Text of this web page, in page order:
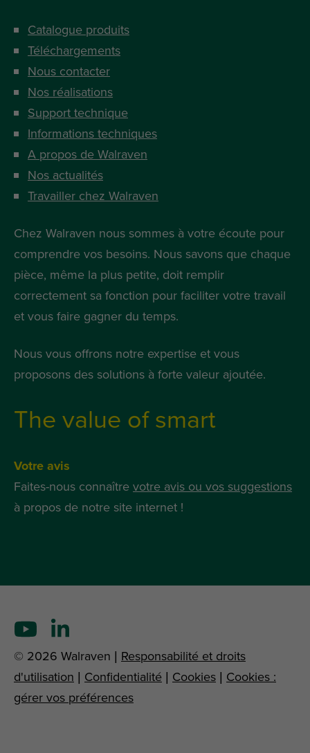
Catalogue produits
Téléchargements
Nous contacter
Nos réalisations
Support technique
Informations techniques
A propos de Walraven
Nos actualités
Travailler chez Walraven
Chez Walraven nous sommes à votre écoute pour
comprendre vos besoins. Nous savons que chaque
pièce, même la plus petite, doit remplir
correctement sa fonction pour faciliter votre travail
et vous faire gagner du temps.
Nous vous offrons notre expertise et vous
proposons des solutions à forte valeur ajoutée.
The value of smart
Votre avis
Faites-nous connaître votre avis ou vos suggestions
à propos de notre site internet !
© 2026 Walraven | Responsabilité et droits
d'utilisation | Confidentialité | Cookies | Cookies :
gérer vos préférences